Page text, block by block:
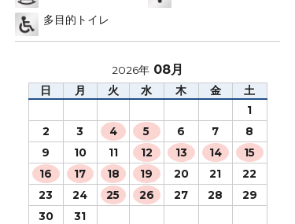
多目的トイレ
2026年 08月
日 月 火 水 木 金 土
1
2
3 4 5 6 7
8
9
10 11 12 13 14
15
16
17 18 19 20 21
22
23
24 25 26 27 28
29
30
31